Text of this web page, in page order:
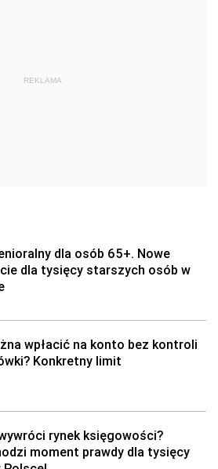
REKLAMA
dla osób 65+. Nowe
dla tysięcy starszych osób w
wpłacić na konto bez kontroli
Konkretny limit
rynek księgowości?
moment prawdy dla tysięcy